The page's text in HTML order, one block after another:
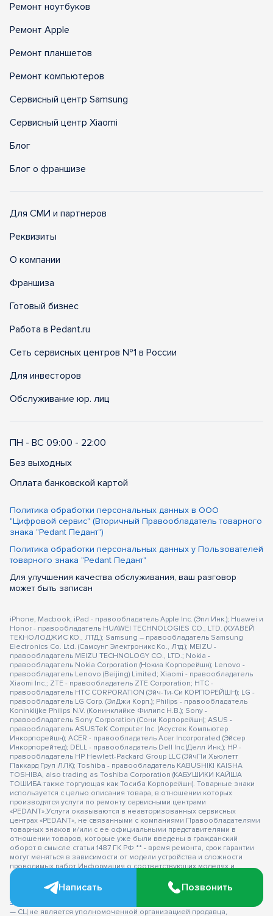
Ремонт ноутбуков
Ремонт Apple
Ремонт планшетов
Ремонт компьютеров
Сервисный центр Samsung
Сервисный центр Xiaomi
Блог
Блог о франшизе
Для СМИ и партнеров
Реквизиты
О компании
Франшиза
Готовый бизнес
Работа в Pedant.ru
Сеть сервисных центров №1 в России
Для инвесторов
Обслуживание юр. лиц
ПН - ВС 09:00 - 22:00
Без выходных
Оплата банковской картой
Политика обработки персональных данных в ООО
"Цифровой сервис" (Вторичный Правообладатель товарного
знака "Pedant Педант")
Политика обработки персональных данных у Пользователей
товарного знака "Pedant Педант"
Для улучшения качества обслуживания, ваш разговор
может быть записан
iPhone, Macbook, iPad - правообладатель Apple Inc. (Эпл Инк.); Huawei и
Honor - правообладатель HUAWEI TECHNOLOGIES CO., LTD. (ХУАВЕЙ
ТЕКНОЛОДЖИС КО., ЛТД.); Samsung – правообладатель Samsung
Electronics Co. Ltd. (Самсунг Электроникс Ко., Лтд.); MEIZU -
правообладатель MEIZU TECHNOLOGY CO., LTD.; Nokia -
правообладатель Nokia Corporation (Нокиа Корпорейшн); Lenovo -
правообладатель Lenovo (Beijing) Limited; Xiaomi - правообладатель
Xiaomi Inc.; ZTE - правообладатель ZTE Corporation; HTC -
правообладатель HTC CORPORATION (Эйч-Ти-Си КОРПОРЕЙШН); LG -
правообладатель LG Corp. (ЭлДжи Корп.); Philips - правообладатель
Koninklijke Philips N.V. (Конинклийке Филипс Н.В.); Sony -
правообладатель Sony Corporation (Сони Корпорейшн); ASUS -
правообладатель ASUSTeK Computer Inc. (Асустек Компьютер
Инкорпорейшн); ACER - правообладатель Acer Incorporated (Эйсер
Инкорпорейтед); DELL - правообладатель Dell Inc.(Делл Инк.); HP -
правообладатель HP Hewlett-Packard Group LLC (ЭйчПи Хьюлетт
Паккард Груп ЛЛК); Toshiba - правообладатель KABUSHIKI KAISHA
TOSHIBA, also trading as Toshiba Corporation (КАБУШИКИ КАЙША
ТОШИБА также торгующая как Тосиба Корпорейшн). Товарные знаки
используется с целью описания товара, в отношении которых
производятся услуги по ремонту сервисными центрами
«PEDANT».Услуги оказываются в неавторизованных сервисных
центрах «PEDANT», не связанными с компаниями Правообладателями
товарных знаков и/или с ее официальными представителями в
отношении товаров, которые уже были введены в гражданский
оборот в смысле статьи 1487 ГК РФ ** - время ремонта, срок гарантии
могут меняться в зависимости от модели устройства и сложности
проводимых работ Информация о соответствующих моделях и
комплектациях и их наличии, ценах, возможных выгодах и условиях
приобретения доступна в сервисных центрах Pedant.ru. Не является
публичной офертой.
Оферта на сервисное обслуживание
Застрахованного имущества
— СЦ не является уполномоченной организацией продавца,
Написать Позвонить